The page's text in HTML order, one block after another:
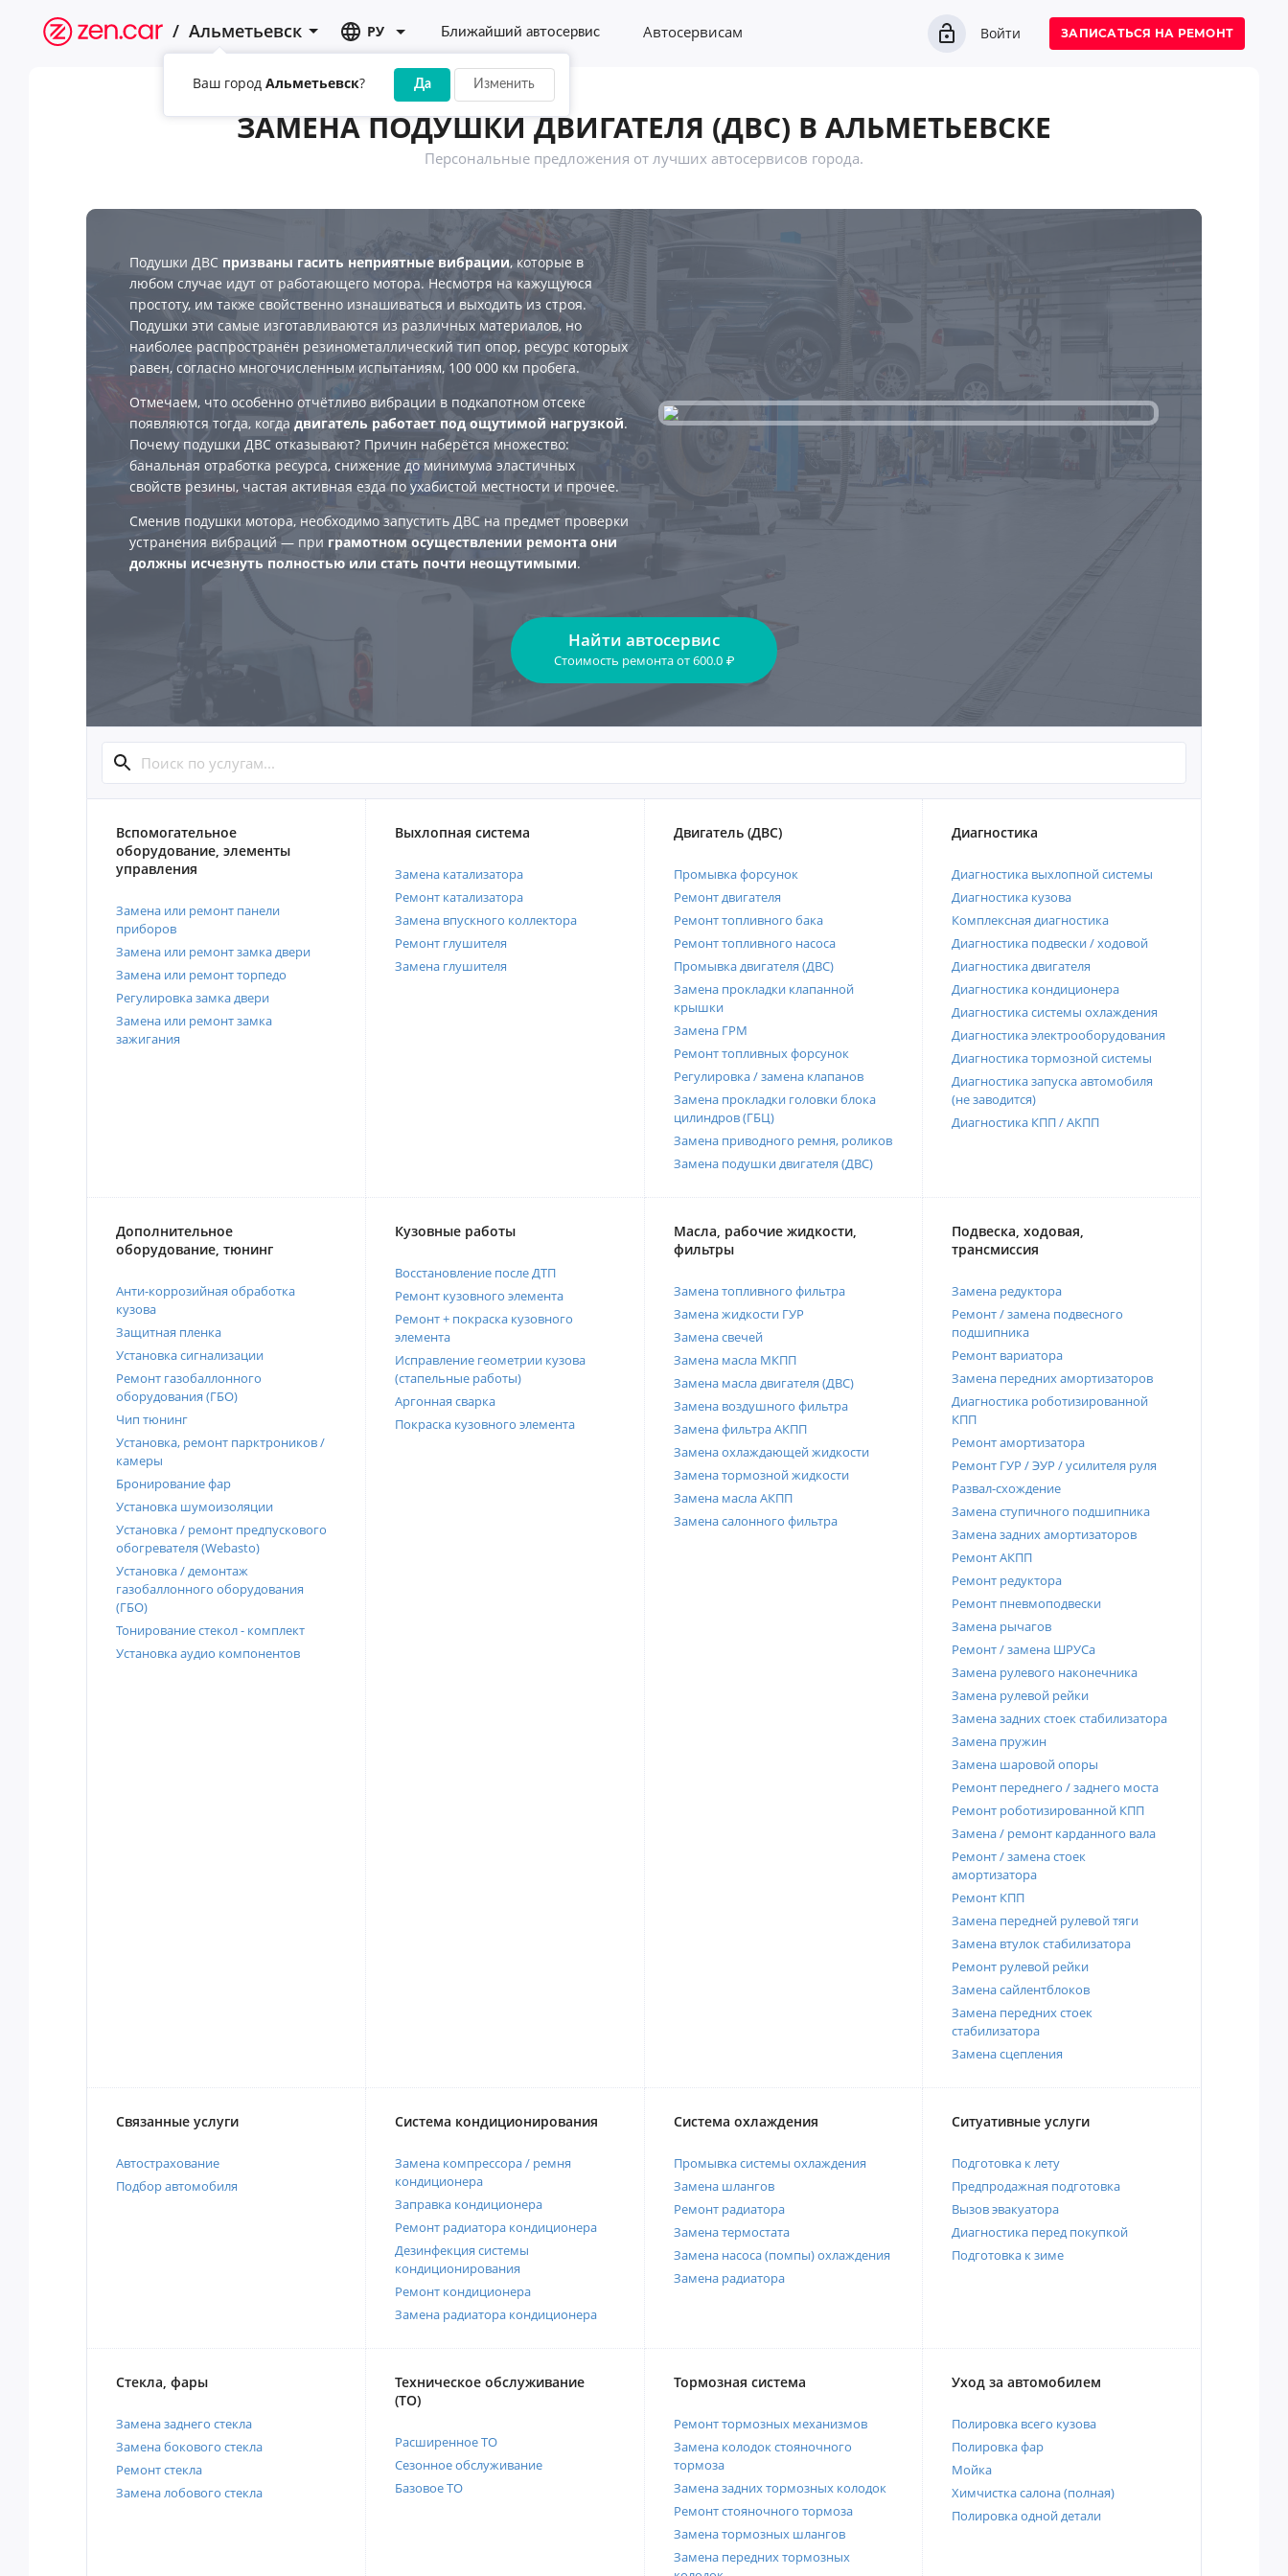
/ Альметьевск
Ваш город Альметьевск? Да Изменить
РУ Ближайший автосервис Автосервисам Войти ЗАПИСАТЬСЯ НА РЕМОНТ
ЗАМЕНА ПОДУШКИ ДВИГАТЕЛЯ (ДВС) В АЛЬМЕТЬЕВСКЕ
Персональные предложения от лучших автосервисов города.
Подушки ДВС призваны гасить неприятные вибрации, которые в
любом случае идут от работающего мотора. Несмотря на кажущуюся
простоту, им также свойственно изнашиваться и выходить из строя.
Подушки эти самые изготавливаются из различных материалов, но
наиболее распространён резинометаллический тип опор, ресурс которых
равен, согласно многочисленным испытаниям, 100 000 км пробега.
Отмечаем, что особенно отчётливо вибрации в подкапотном отсеке
появляются тогда, когда двигатель работает под ощутимой нагрузкой.
Почему подушки ДВС отказывают? Причин наберётся множество:
банальная отработка ресурса, снижение до минимума эластичных
свойств резины, частая активная езда по ухабистой местности и прочее.
Сменив подушки мотора, необходимо запустить ДВС на предмет проверки
устранения вибраций — при грамотном осуществлении ремонта они
должны исчезнуть полностью или стать почти неощутимыми.
Найти автосервис
Стоимость ремонтаот600.0 ₽
Вспомогательное
оборудование, элементы
управления
Замена или ремонт панели
приборов
Замена или ремонт замка двери
Замена или ремонт торпедо
Регулировка замка двери
Замена или ремонт замка
зажигания
Выхлопная система
Замена катализатора
Ремонт катализатора
Замена впускного коллектора
Ремонт глушителя
Замена глушителя
Двигатель (ДВС)
Промывка форсунок
Ремонт двигателя
Ремонт топливного бака
Ремонт топливного насоса
Промывка двигателя (ДВС)
Замена прокладки клапанной
крышки
Замена ГРМ
Ремонт топливных форсунок
Регулировка / замена клапанов
Замена прокладки головки блока
цилиндров (ГБЦ)
Замена приводного ремня, роликов
Замена подушки двигателя (ДВС)
Диагностика
Диагностика выхлопной системы
Диагностика кузова
Комплексная диагностика
Диагностика подвески / ходовой
Диагностика двигателя
Диагностика кондиционера
Диагностика системы охлаждения
Диагностика электрооборудования
Диагностика тормозной системы
Диагностика запуска автомобиля
(не заводится)
Диагностика КПП / АКПП
Дополнительное
оборудование, тюнинг
Анти-коррозийная обработка
кузова
Защитная пленка
Установка сигнализации
Ремонт газобаллонного
оборудования (ГБО)
Чип тюнинг
Установка, ремонт парктроников /
камеры
Бронирование фар
Установка шумоизоляции
Установка / ремонт предпускового
обогревателя (Webasto)
Установка / демонтаж
газобаллонного оборудования
(ГБО)
Тонирование стекол - комплект
Установка аудио компонентов
Кузовные работы
Восстановление после ДТП
Ремонт кузовного элемента
Ремонт + покраска кузовного
элемента
Исправление геометрии кузова
(стапельные работы)
Аргонная сварка
Покраска кузовного элемента
Масла, рабочие жидкости,
фильтры
Замена топливного фильтра
Замена жидкости ГУР
Замена свечей
Замена масла МКПП
Замена масла двигателя (ДВС)
Замена воздушного фильтра
Замена фильтра АКПП
Замена охлаждающей жидкости
Замена тормозной жидкости
Замена масла АКПП
Замена салонного фильтра
Подвеска, ходовая,
трансмиссия
Замена редуктора
Ремонт / замена подвесного
подшипника
Ремонт вариатора
Замена передних амортизаторов
Диагностика роботизированной
КПП
Ремонт амортизатора
Ремонт ГУР / ЭУР / усилителя руля
Развал-схождение
Замена ступичного подшипника
Замена задних амортизаторов
Ремонт АКПП
Ремонт редуктора
Ремонт пневмоподвески
Замена рычагов
Ремонт / замена ШРУСа
Замена рулевого наконечника
Замена рулевой рейки
Замена задних стоек стабилизатора
Замена пружин
Замена шаровой опоры
Ремонт переднего / заднего моста
Ремонт роботизированной КПП
Замена / ремонт карданного вала
Ремонт / замена стоек
амортизатора
Ремонт КПП
Замена передней рулевой тяги
Замена втулок стабилизатора
Ремонт рулевой рейки
Замена сайлентблоков
Замена передних стоек
стабилизатора
Замена сцепления
Связанные услуги
Автострахование
Подбор автомобиля
Система кондиционирования
Замена компрессора / ремня
кондиционера
Заправка кондиционера
Ремонт радиатора кондиционера
Дезинфекция системы
кондиционирования
Ремонт кондиционера
Замена радиатора кондиционера
Система охлаждения
Промывка системы охлаждения
Замена шлангов
Ремонт радиатора
Замена термостата
Замена насоса (помпы) охлаждения
Замена радиатора
Ситуативные услуги
Подготовка к лету
Предпродажная подготовка
Вызов эвакуатора
Диагностика перед покупкой
Подготовка к зиме
Стекла, фары
Замена заднего стекла
Замена бокового стекла
Ремонт стекла
Замена лобового стекла
Техническое обслуживание
(ТО)
Расширенное ТО
Сезонное обслуживание
Базовое ТО
Тормозная система
Ремонт тормозных механизмов
Замена колодок стояночного
тормоза
Замена задних тормозных колодок
Ремонт стояночного тормоза
Замена тормозных шлангов
Замена передних тормозных
Уход за автомобилем
Полировка всего кузова
Полировка фар
Мойка
Химчистка салона (полная)
Полировка одной детали